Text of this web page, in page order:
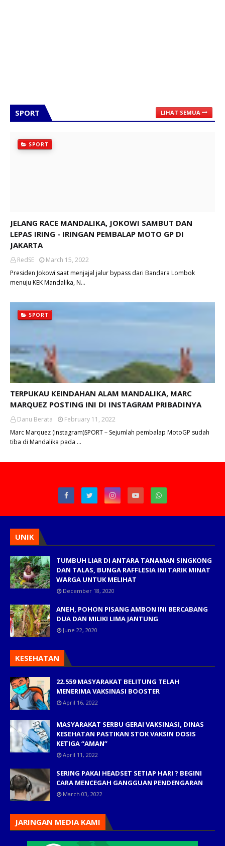
SPORT LIHAT SEMUA
SPORT
JELANG RACE MANDALIKA, JOKOWI SAMBUT DAN
LEPAS IRING - IRINGAN PEMBALAP MOTO GP DI
JAKARTA
RedSE
March 15, 2022
Presiden Jokowi saat menjajal jalur bypass dari Bandara Lombok
menuju KEK Mandalika, N…
SPORT
TERPUKAU KEINDAHAN ALAM MANDALIKA, MARC
MARQUEZ POSTING INI DI INSTAGRAM PRIBADINYA
Danu Berata
February 11, 2022
Marc Marquez (Instagram)SPORT – Sejumlah pembalap MotoGP sudah
tiba di Mandalika pada …
UNIK
TUMBUH LIAR DI ANTARA TANAMAN SINGKONG
DAN TALAS, BUNGA RAFFLESIA INI TARIK MINAT
WARGA UNTUK MELIHAT
December 18, 2020
ANEH, POHON PISANG AMBON INI BERCABANG
DUA DAN MILIKI LIMA JANTUNG
June 22, 2020
KESEHATAN
22.559 MASYARAKAT BELITUNG TELAH
MENERIMA VAKSINASI BOOSTER
April 16, 2022
MASYARAKAT SERBU GERAI VAKSINASI, DINAS
KESEHATAN PASTIKAN STOK VAKSIN DOSIS
KETIGA “AMAN”
April 11, 2022
SERING PAKAI HEADSET SETIAP HARI ? BEGINI
CARA MENCEGAH GANGGUAN PENDENGARAN
March 03, 2022
JARINGAN MEDIA KAMI